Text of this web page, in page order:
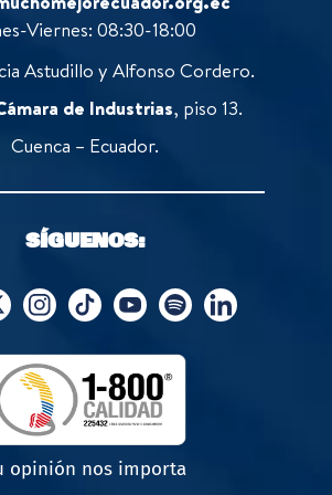
Viernes: 08:30-18:00
Astudillo y Alfonso Cordero.
de Industrias, piso 13.
Cuenca – Ecuador.
SÍGUENOS:
opinión nos importa